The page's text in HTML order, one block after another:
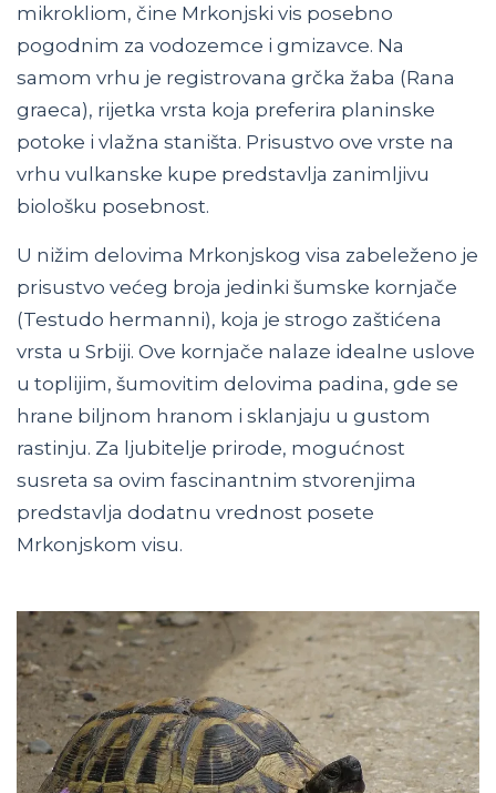
mikrokliom, čine Mrkonjski vis posebno
pogodnim za vodozemce i gmizavce. Na
samom vrhu je registrovana grčka žaba (Rana
graeca), rijetka vrsta koja preferira planinske
potoke i vlažna staništa. Prisustvo ove vrste na
vrhu vulkanske kupe predstavlja zanimljivu
biološku posebnost.
U nižim delovima Mrkonjskog visa zabeleženo je
prisustvo većeg broja jedinki šumske kornjače
(Testudo hermanni), koja je strogo zaštićena
vrsta u Srbiji. Ove kornjače nalaze idealne uslove
u toplijim, šumovitim delovima padina, gde se
hrane biljnom hranom i sklanjaju u gustom
rastinju. Za ljubitelje prirode, mogućnost
susreta sa ovim fascinantnim stvorenjima
predstavlja dodatnu vrednost posete
Mrkonjskom visu.